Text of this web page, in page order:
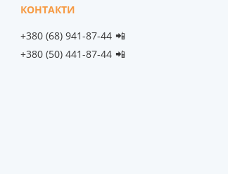
+380 (68) 941-87-44 📲
+380 (50) 441-87-44 📲